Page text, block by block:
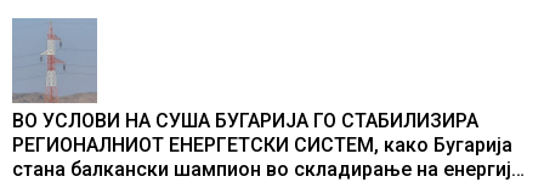
ВО УСЛОВИ НА СУША БУГАРИЈА ГО СТАБИЛИЗИРА
РЕГИОНАЛНИОТ ЕНЕРГЕТСКИ СИСТЕМ, како Бугарија
стана балкански шампион во складирање на енергија